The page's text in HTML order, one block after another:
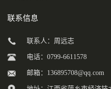
联系信息
联系人：周远志
电话：0799-6611578
邮箱： 136895708@qq.com